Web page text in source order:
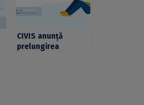
Programmes CIVIS
cu termen-limită la
CIVIS anunță
prelungirea